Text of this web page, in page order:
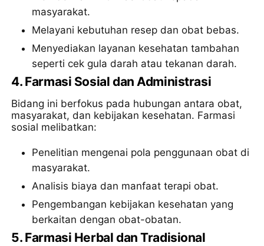
masyarakat.
Melayani kebutuhan resep dan obat bebas.
Menyediakan layanan kesehatan tambahan
seperti cek gula darah atau tekanan darah.
4. Farmasi Sosial dan Administrasi
Bidang ini berfokus pada hubungan antara obat,
masyarakat, dan kebijakan kesehatan. Farmasi
sosial melibatkan:
Penelitian mengenai pola penggunaan obat di
masyarakat.
Analisis biaya dan manfaat terapi obat.
Pengembangan kebijakan kesehatan yang
berkaitan dengan obat-obatan.
5. Farmasi Herbal dan Tradisional